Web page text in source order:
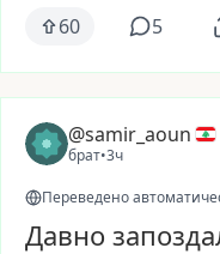
60 5
@samir_aoun
брат•3ч
Переведено
Давно